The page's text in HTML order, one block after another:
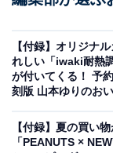
宝島社から7月7
合併号』（税込
【付録】オリジナ
れしい「iwaki耐熱
が付いてくる！ 予
刻版 山本ゆりのお
【付録】夏の買い
「PEANUTS ×